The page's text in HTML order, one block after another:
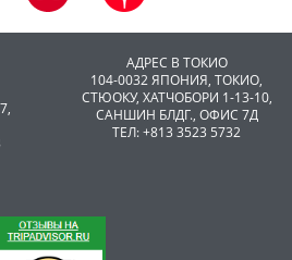
АДРЕС В ТОКИО
104-0032 ЯПОНИЯ, ТОКИО,
CТЮОКУ, ХАТЧОБОРИ 1-13-10,
САНШИН БЛДГ., ОФИС 7Д
ТЕЛ: +813 3523 5732